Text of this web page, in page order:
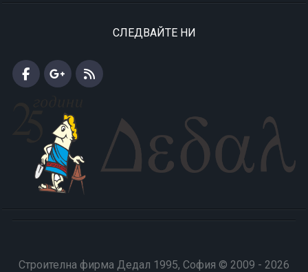
СЛЕДВАЙТЕ НИ
Строителна фирма Дедал 1995, София © 2009 - 2026